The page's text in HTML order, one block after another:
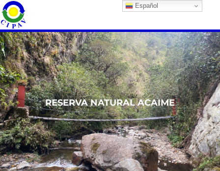
RESERVA NATURAL ACAIME
Español